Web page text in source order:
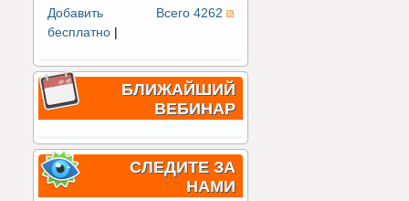
Всего 4262
Добавить
бесплатно
БЛИЖАЙШИЙ
ВЕБИНАР
СЛЕДИТЕ ЗА
НАМИ